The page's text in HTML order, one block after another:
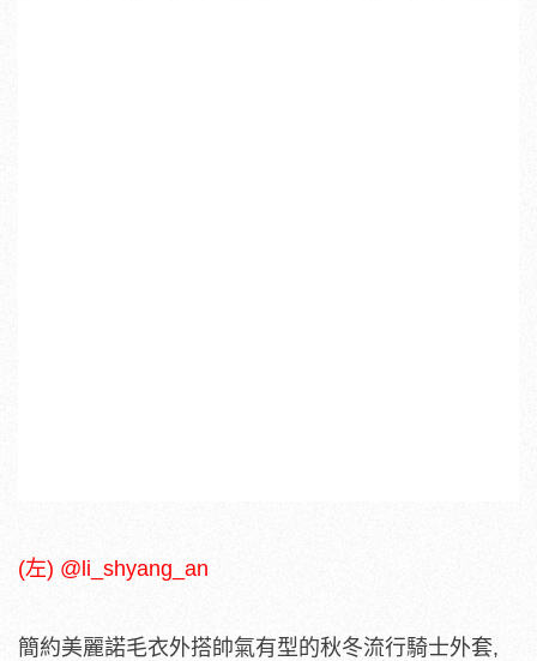
(左) @li_shyang_an
簡約美麗諾毛衣外搭帥氣有型的秋冬流行騎士外套,